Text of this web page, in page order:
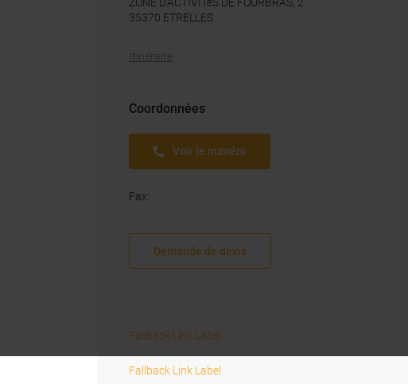
35370 ETRELLES
Itinéraire
Coordonnées
Voir le numéro
Fax:
Demande de devis
Fallback Link Label
Fallback Link Label